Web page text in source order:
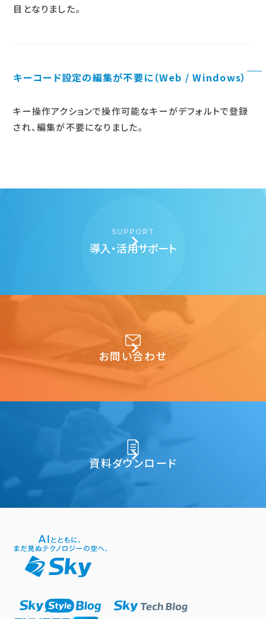
目となりました。
キーコード設定の編集が不要に（Web / Windows）
キー操作アクションで操作可能なキーがデフォルトで登録
され、編集が不要になりました。
SUPPORT
導入・活用サポート
お問い合わせ
資料ダウンロード